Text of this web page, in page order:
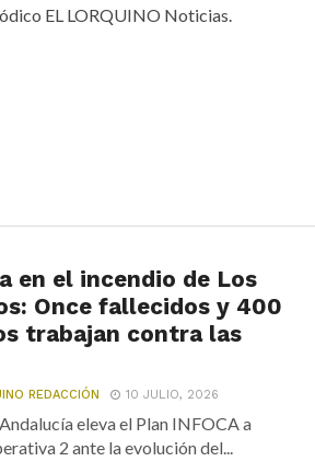
EL LORQUINO Noticias.
en el incendio de Los
Once fallecidos y 400
trabajan contra las
REDACCIÓN 10 JULIO, 2026
eleva el Plan INFOCA a
2 ante la evolución del...